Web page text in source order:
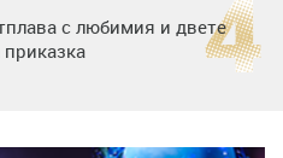
с любимия и двете
място